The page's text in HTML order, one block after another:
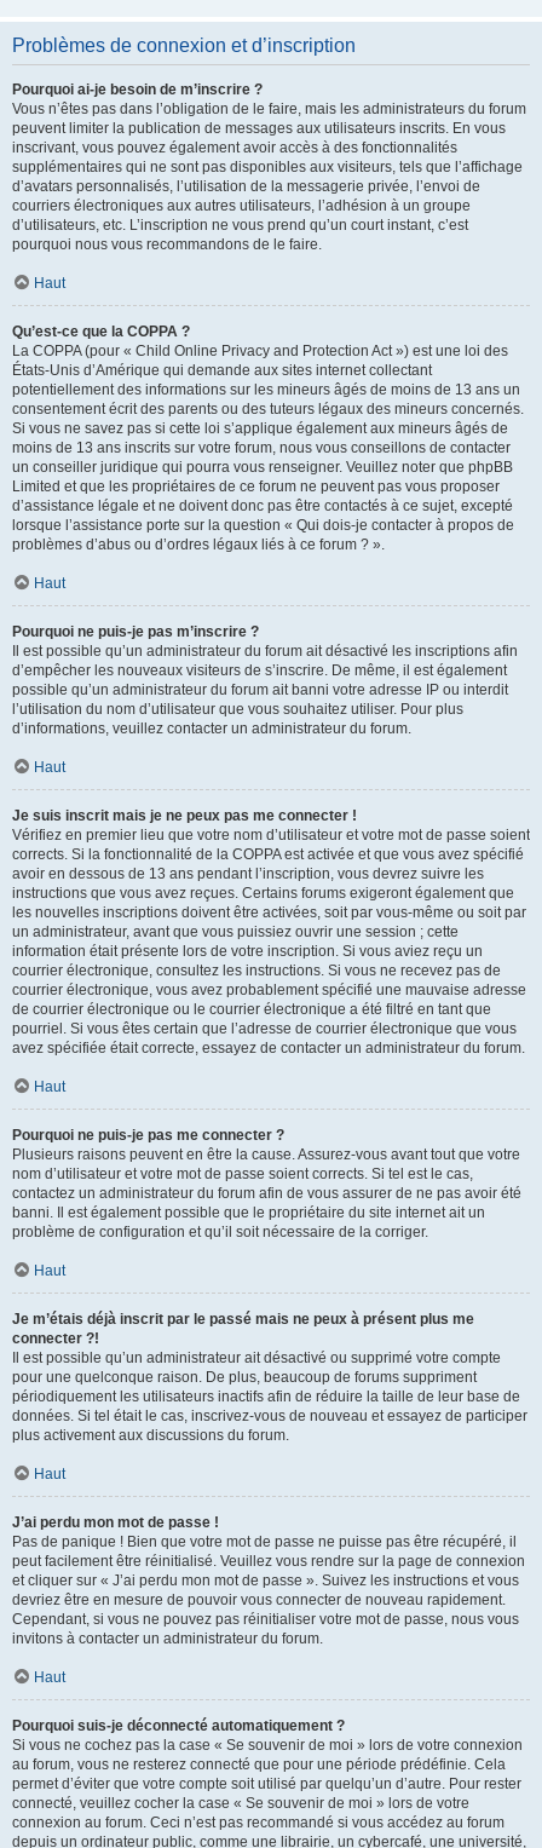
Problèmes de connexion et d’inscription
Pourquoi ai-je besoin de m’inscrire ?
Vous n’êtes pas dans l’obligation de le faire, mais les administrateurs du forum
peuvent limiter la publication de messages aux utilisateurs inscrits. En vous
inscrivant, vous pouvez également avoir accès à des fonctionnalités
supplémentaires qui ne sont pas disponibles aux visiteurs, tels que l’affichage
d’avatars personnalisés, l’utilisation de la messagerie privée, l’envoi de
courriers électroniques aux autres utilisateurs, l’adhésion à un groupe
d’utilisateurs, etc. L’inscription ne vous prend qu’un court instant, c’est
pourquoi nous vous recommandons de le faire.
Haut
Qu’est-ce que la COPPA ?
La COPPA (pour « Child Online Privacy and Protection Act ») est une loi des
États-Unis d’Amérique qui demande aux sites internet collectant
potentiellement des informations sur les mineurs âgés de moins de 13 ans un
consentement écrit des parents ou des tuteurs légaux des mineurs concernés.
Si vous ne savez pas si cette loi s’applique également aux mineurs âgés de
moins de 13 ans inscrits sur votre forum, nous vous conseillons de contacter
un conseiller juridique qui pourra vous renseigner. Veuillez noter que phpBB
Limited et que les propriétaires de ce forum ne peuvent pas vous proposer
d’assistance légale et ne doivent donc pas être contactés à ce sujet, excepté
lorsque l’assistance porte sur la question « Qui dois-je contacter à propos de
problèmes d’abus ou d’ordres légaux liés à ce forum ? ».
Haut
Pourquoi ne puis-je pas m’inscrire ?
Il est possible qu’un administrateur du forum ait désactivé les inscriptions afin
d’empêcher les nouveaux visiteurs de s’inscrire. De même, il est également
possible qu’un administrateur du forum ait banni votre adresse IP ou interdit
l’utilisation du nom d’utilisateur que vous souhaitez utiliser. Pour plus
d’informations, veuillez contacter un administrateur du forum.
Haut
Je suis inscrit mais je ne peux pas me connecter !
Vérifiez en premier lieu que votre nom d’utilisateur et votre mot de passe soient
corrects. Si la fonctionnalité de la COPPA est activée et que vous avez spécifié
avoir en dessous de 13 ans pendant l’inscription, vous devrez suivre les
instructions que vous avez reçues. Certains forums exigeront également que
les nouvelles inscriptions doivent être activées, soit par vous-même ou soit par
un administrateur, avant que vous puissiez ouvrir une session ; cette
information était présente lors de votre inscription. Si vous aviez reçu un
courrier électronique, consultez les instructions. Si vous ne recevez pas de
courrier électronique, vous avez probablement spécifié une mauvaise adresse
de courrier électronique ou le courrier électronique a été filtré en tant que
pourriel. Si vous êtes certain que l’adresse de courrier électronique que vous
avez spécifiée était correcte, essayez de contacter un administrateur du forum.
Haut
Pourquoi ne puis-je pas me connecter ?
Plusieurs raisons peuvent en être la cause. Assurez-vous avant tout que votre
nom d’utilisateur et votre mot de passe soient corrects. Si tel est le cas,
contactez un administrateur du forum afin de vous assurer de ne pas avoir été
banni. Il est également possible que le propriétaire du site internet ait un
problème de configuration et qu’il soit nécessaire de la corriger.
Haut
Je m’étais déjà inscrit par le passé mais ne peux à présent plus me
connecter ?!
Il est possible qu’un administrateur ait désactivé ou supprimé votre compte
pour une quelconque raison. De plus, beaucoup de forums suppriment
périodiquement les utilisateurs inactifs afin de réduire la taille de leur base de
données. Si tel était le cas, inscrivez-vous de nouveau et essayez de participer
plus activement aux discussions du forum.
Haut
J’ai perdu mon mot de passe !
Pas de panique ! Bien que votre mot de passe ne puisse pas être récupéré, il
peut facilement être réinitialisé. Veuillez vous rendre sur la page de connexion
et cliquer sur « J’ai perdu mon mot de passe ». Suivez les instructions et vous
devriez être en mesure de pouvoir vous connecter de nouveau rapidement.
Cependant, si vous ne pouvez pas réinitialiser votre mot de passe, nous vous
invitons à contacter un administrateur du forum.
Haut
Pourquoi suis-je déconnecté automatiquement ?
Si vous ne cochez pas la case « Se souvenir de moi » lors de votre connexion
au forum, vous ne resterez connecté que pour une période prédéfinie. Cela
permet d’éviter que votre compte soit utilisé par quelqu’un d’autre. Pour rester
connecté, veuillez cocher la case « Se souvenir de moi » lors de votre
connexion au forum. Ceci n’est pas recommandé si vous accédez au forum
depuis un ordinateur public, comme une librairie, un cybercafé, une université,